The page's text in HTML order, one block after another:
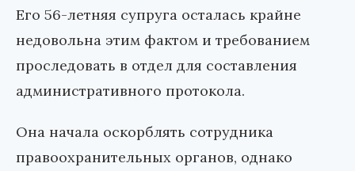
Его 56-летняя супруга осталась крайне
недовольна этим фактом и требованием
проследовать в отдел для составления
административного протокола.
Она начала оскорблять сотрудника
правоохранительных органов, однако